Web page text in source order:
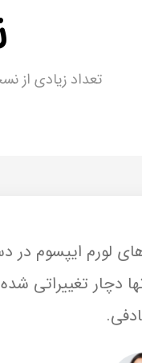
تعداد زیادی از
لورم ایپسوم در
دچار تغییراتی